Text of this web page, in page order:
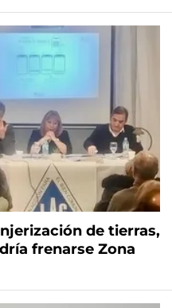
de tierras,
frenarse Zona